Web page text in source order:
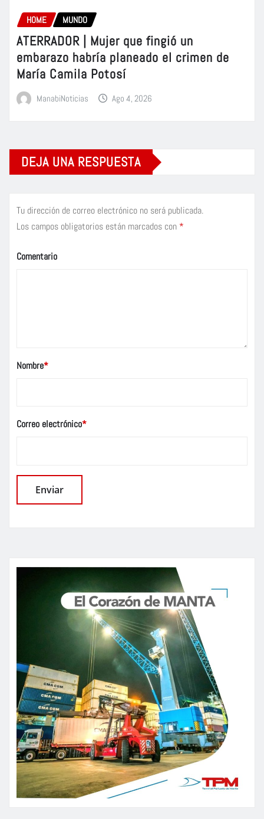
HOME MUNDO
ATERRADOR | Mujer que fingió un
embarazo habría planeado el crimen de
María Camila Potosí
ManabiNoticias Ago 4, 2026
DEJA UNA RESPUESTA
Tu dirección de correo electrónico no será publicada.
Los campos obligatorios están marcados con *
Comentario
Nombre*
Correo electrónico*